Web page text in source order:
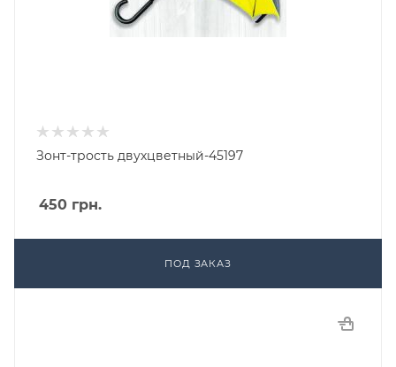
Зонт-трость двухцветный-45197
450 грн.
ПОД ЗАКАЗ